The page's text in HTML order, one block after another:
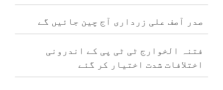
صدر آصف علی زرداری آج چین جائیں گے
فتنہ الخوارج ٹی ٹی پی کے اندرونی
اختلافات شدت اختیار کر گئے